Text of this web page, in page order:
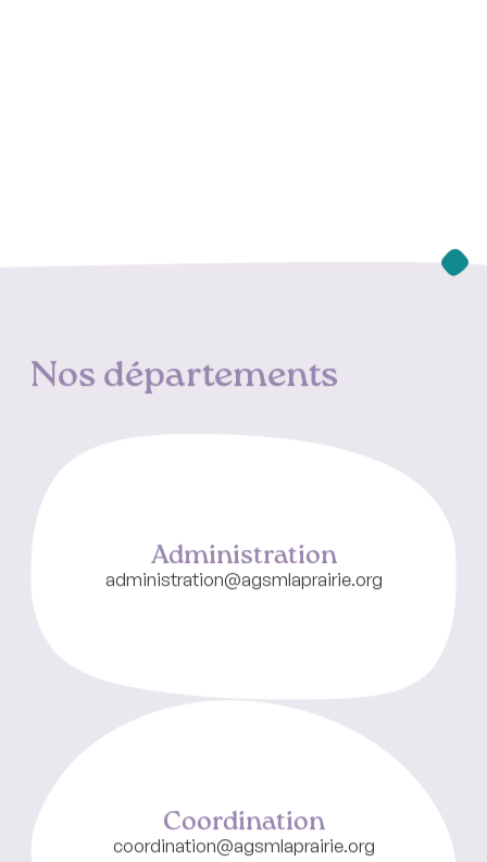
Nos départements
Administration
administration@agsmlaprairie.org
Coordination
coordination@agsmlaprairie.org